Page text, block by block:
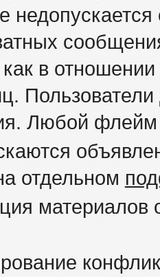
в
Любой флейм
отдельном
материалов